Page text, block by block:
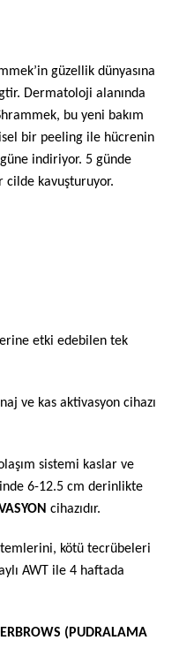
güzellik dünyasına
Dermatoloji alanında
bu yeni bakım
bir peeling ile hücrenin
indiriyor. 5 günde
cilde kavuşturuyor.
etki edebilen tek
ve kas aktivasyon cihazı
sistemi kaslar ve
6-12.5 cm derinlikte
cihazıdır.
kötü tecrübeleri
AWT ile 4 haftada
(PUDRALAMA